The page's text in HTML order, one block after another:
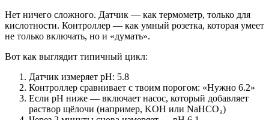
Нет ничего сложного. Датчик — как термометр, только для
кислотности. Контроллер — как умный розетка, которая умеет
не только включать, но и «думать».
Вот как выглядит типичный цикл:
Датчик измеряет pH: 5.8
Контроллер сравнивает с твоим порогом: «Нужно 6.2»
Если pH ниже — включает насос, который добавляет
раствор щёлочи (например, KOH или NaHCO₃)